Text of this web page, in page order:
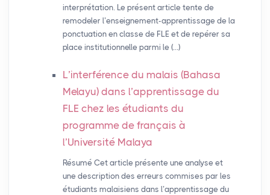
interprétation. Le présent article tente de
remodeler l’enseignement-apprentissage de la
ponctuation en classe de FLE et de repérer sa
place institutionnelle parmi le (…)
L’interférence du malais (Bahasa
Melayu) dans l’apprentissage du
FLE chez les étudiants du
programme de français à
l’Université Malaya
Résumé Cet article présente une analyse et
une description des erreurs commises par les
étudiants malaisiens dans l’apprentissage du